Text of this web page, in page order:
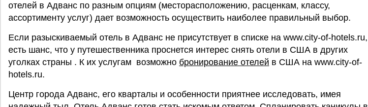
отелей в Адванс по разным опциям (месторасположению, расценкам, классу,
ассортименту услуг) дает возможность осуществить наиболее правильный выбор.
Если разыскиваемый отель в Адванс не присутствует в списке на www.city-of-hotels.ru,
есть шанс, что у путешественника проснется интерес снять отели в США в других
уголках страны . К их услугам возможно бронирование отелей в США на www.city-of-
hotels.ru.
Центр города Адванс, его кварталы и особенности приятнее исследовать, имея